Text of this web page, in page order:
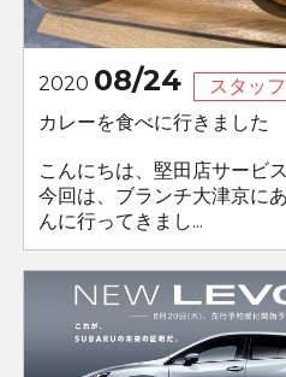
2020 08/24
スタッ
カレーを食べに行きました
こんにちは、堅田店サービ
今回は、ブランチ大津京に
んに行ってきまし...